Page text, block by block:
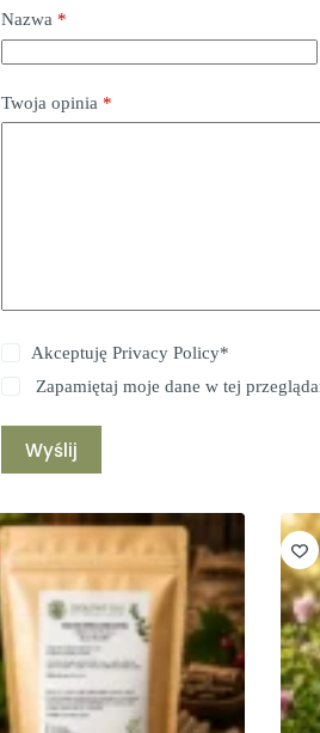
Nazwa *
Twoja opinia *
Akceptuję Privacy Policy*
Zapamiętaj moje dane w tej
Wyślij